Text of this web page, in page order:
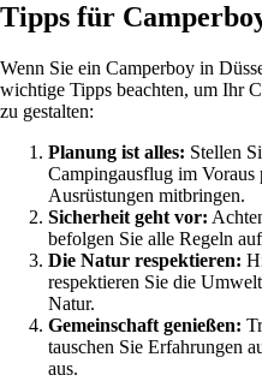
Tipps für
Wenn Sie ein Camperboy in
wichtige Tipps beachten, um Ihr
zu gestalten:
Planung ist alles: Stellen
Campingausflug im
Ausrüstungen mitbringen.
Sicherheit geht vor:
befolgen Sie alle Regeln
Die Natur respektieren:
respektieren Sie die
Natur.
Gemeinschaft genießen:
tauschen Sie Erfahrungen
aus.